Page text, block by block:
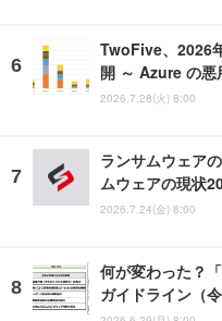
TwoFive、2026
開 ～ Azure の悪
2026.7.28(火) 8:00
ランサムウェア
ムウェアの現状
2026.7.24(金) 8:00
何が変わった？
ガイドライン（